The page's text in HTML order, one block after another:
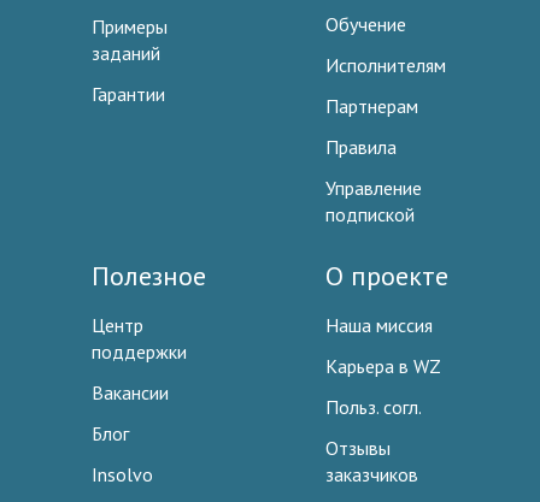
Примеры
заданий
Гарантии
Обучение
Исполнителям
Партнерам
Правила
Управление
подпиской
Полезное
Центр
поддержки
Вакансии
Блог
Insolvo
О проекте
Наша миссия
Карьера в WZ
Польз. согл.
Отзывы
заказчиков